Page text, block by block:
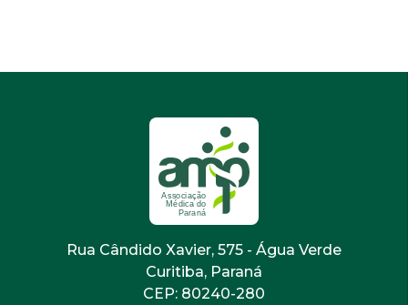
Rua Cândido Xavier, 575 - Água Verde
Curitiba, Paraná
CEP: 80240-280